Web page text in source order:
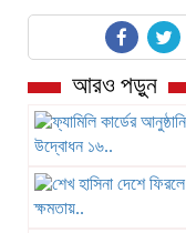
আরও পড়ুন